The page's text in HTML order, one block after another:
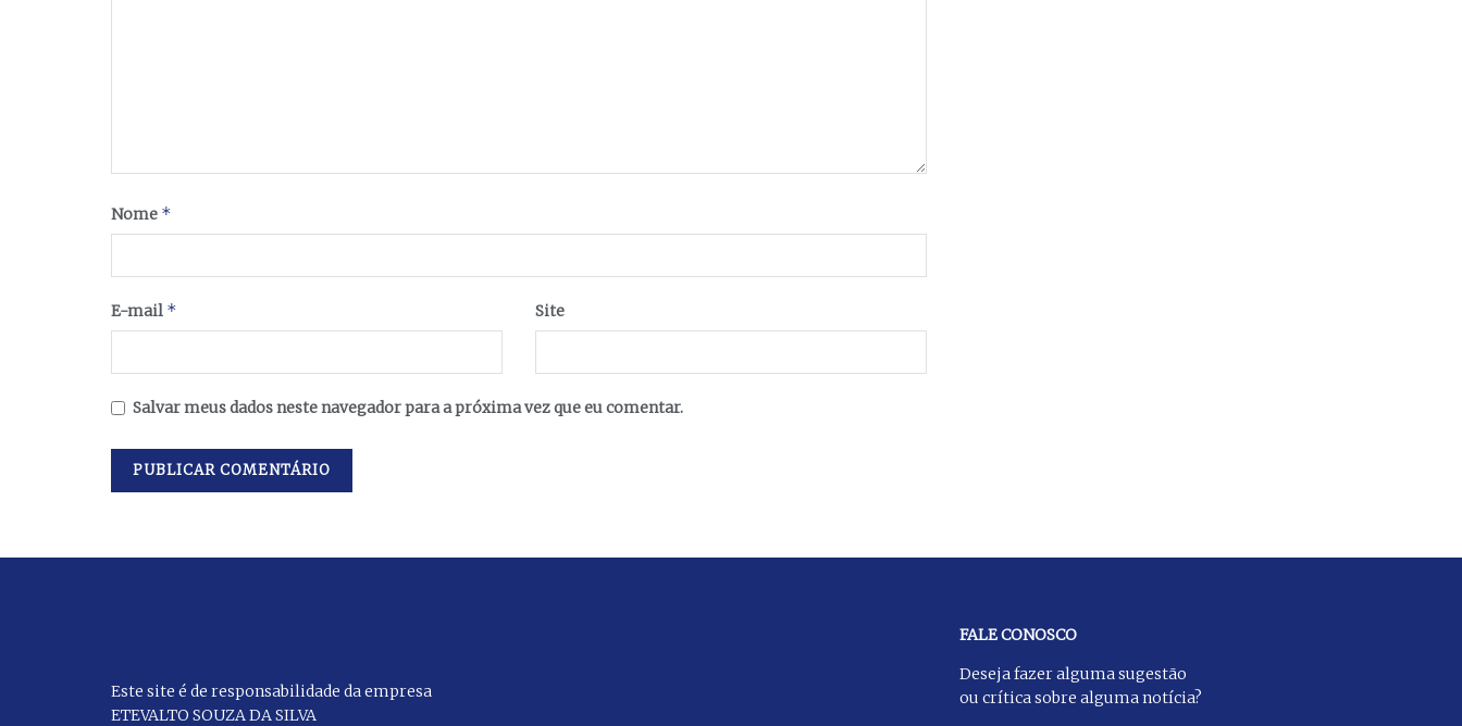
Nome *
E-mail * Site
Salvar meus dados neste navegador para a próxima vez que eu comentar.
Este site é de responsabilidade da empresa
ETEVALTO SOUZA DA SILVA
FALE CONOSCO
Deseja fazer alguma sugestão
ou crítica sobre alguma notícia?